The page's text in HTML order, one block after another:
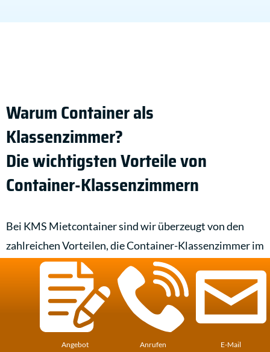
Warum Container als
Klassenzimmer?
Die wichtigsten Vorteile von
Container-Klassenzimmern
Bei KMS Mietcontainer sind wir überzeugt von den
zahlreichen Vorteilen, die Container-Klassenzimmer im
Vergleich zu traditionellen Schulgebäuden bieten:
Flexibilität:Unsere Container für Schulen können
in kürzester Zeit in der Region Zirndorf und ganz
Deutschland aufgestellt und an veränderte